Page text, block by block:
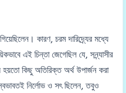
কারণ, চরম দারিদ্র্যের মধ্যে
এই চিন্তা জেগেছিল যে, সন্ন্যাসীর
হয়তো কিছু অতিরিক্ত অর্থ উপার্জন করা
নির্লোভ ও সৎ ছিলেন, তবুও